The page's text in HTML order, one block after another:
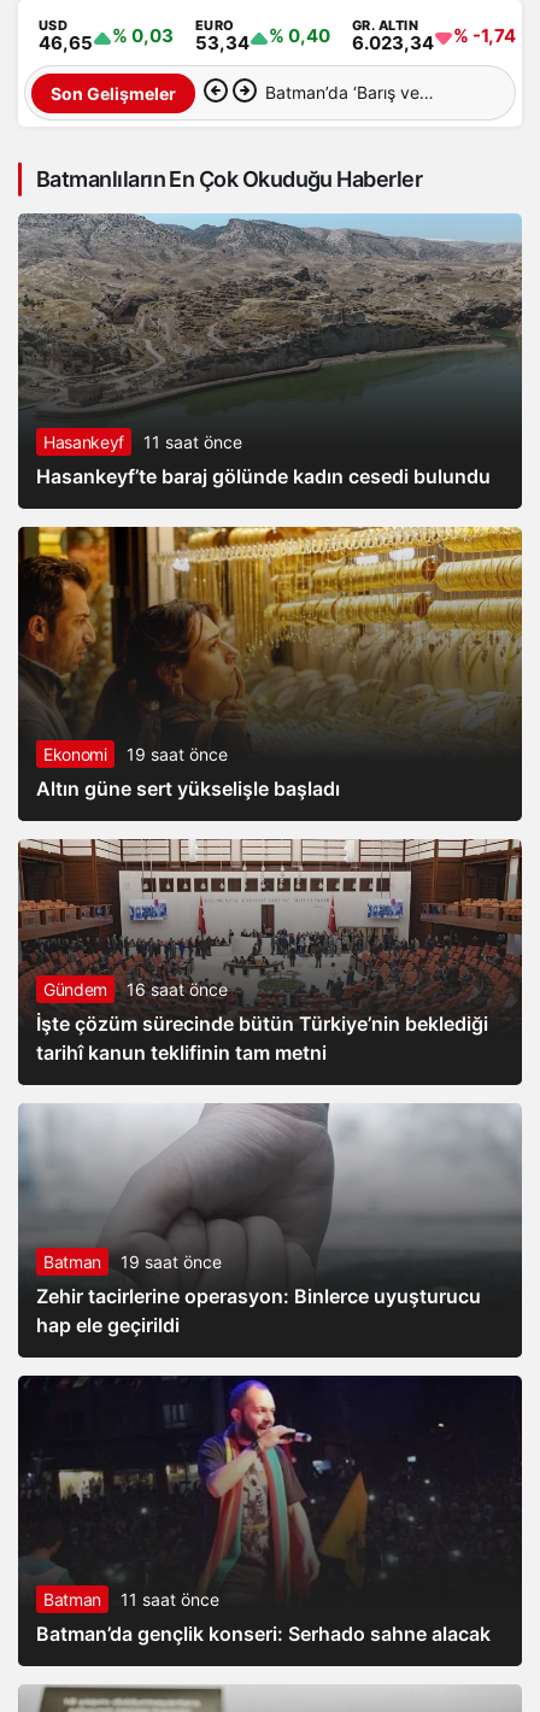
USD
46,65 % 0,03 EURO
53,34 % 0,40 GR. ALTIN
6.023,34 % -1,74
Son Gelişmeler Batman’ın gastronomi
hazırlanıyor
Batmanlıların En Çok Okuduğu Haberler
Hasankeyf 11 saat önce
Hasankeyf’te baraj gölünde kadın cesedi bulundu
Ekonomi 19 saat önce
Altın güne sert yükselişle başladı
Gündem 16 saat önce
İşte çözüm sürecinde bütün Türkiye’nin beklediği
tarihî kanun teklifinin tam metni
Batman 19 saat önce
Zehir tacirlerine operasyon: Binlerce uyuşturucu
hap ele geçirildi
Batman 11 saat önce
Batman’da gençlik konseri: Serhado sahne alacak